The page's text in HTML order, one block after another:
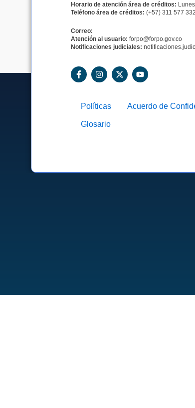
Horario de atención área de créditos:
Teléfono área de créditos: (+57) 311 577
Correo:
Atención al usuario: forpo@forpo.gov.co
Notificaciones judiciales:
F
a
b
o
k
I
n
g
a
X
-
Y
o
b
Políticas Acuerdo de
Glosario